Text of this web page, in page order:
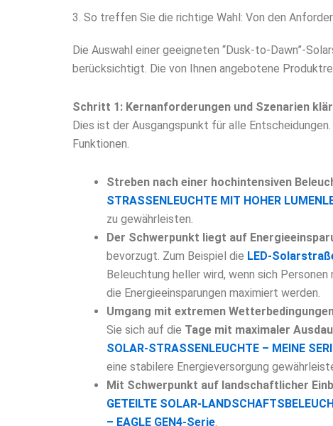
3. So treffen Sie die richtige Wahl: Von den
Die Auswahl einer geeigneten “Dusk-to-Dawn”-
berücksichtigt. Die von Ihnen angebotene
Schritt 1: Kernanforderungen und Szenarien
Dies ist der Ausgangspunkt für alle
Funktionen.
Streben nach einer hochintensiven
STRASSENLEUCHTE MIT HOHER
zu gewährleisten.
Der Schwerpunkt liegt auf
bevorzugt. Zum Beispiel die LED-
Beleuchtung heller wird, wenn sich
die Energieeinsparungen maximiert werden.
Umgang mit extremen
Sie sich auf die Tage mit maximaler
SOLAR-STRASSENLEUCHTE – MEINE
eine stabilere Energieversorgung
Mit Schwerpunkt auf landschaftlicher
GETEILTE SOLAR-
– EAGLE GEN4-Serie